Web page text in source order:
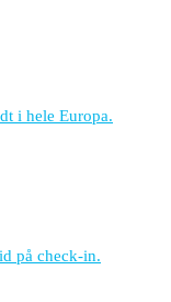
i hele Europa.
på check-in.